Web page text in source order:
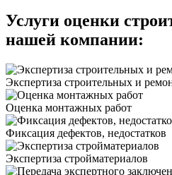
Услуги оценки
нашей компании:
Экспертиза строительных и
Оценка монтажных работ
Фиксация дефектов, недостатков
Экспертиза стройматериалов